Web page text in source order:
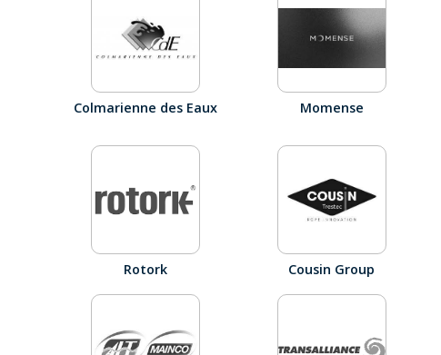
Colmarienne des Eaux Momense
Rotork Cousin Group